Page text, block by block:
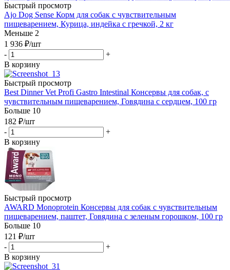
Быстрый просмотр
Ajo Dog Sense Корм для собак с чувствительным
пищеварением, Курица, индейка с гречкой, 2 кг
Меньше 2
1 936 ₽/шт
-
+
В корзину
Быстрый просмотр
Best Dinner Vet Profi Gastro Intestinal Консервы для собак, с
чувствительным пищеварением, Говядина с сердцем, 100 гр
Больше 10
182 ₽/шт
-
+
В корзину
Быстрый просмотр
AWARD Monoprotein Консервы для собак с чувствительным
пищеварением, паштет, Говядина с зеленым горошком, 100 гр
Больше 10
121 ₽/шт
-
+
В корзину